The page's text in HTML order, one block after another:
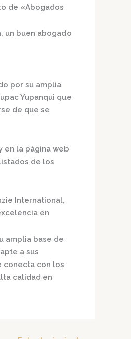
de «Abogados
un buen abogado
por su amplia
Yupanqui que
de que se
en la página web
de los
International,
en
amplia base de
a sus
conecta con los
calidad en